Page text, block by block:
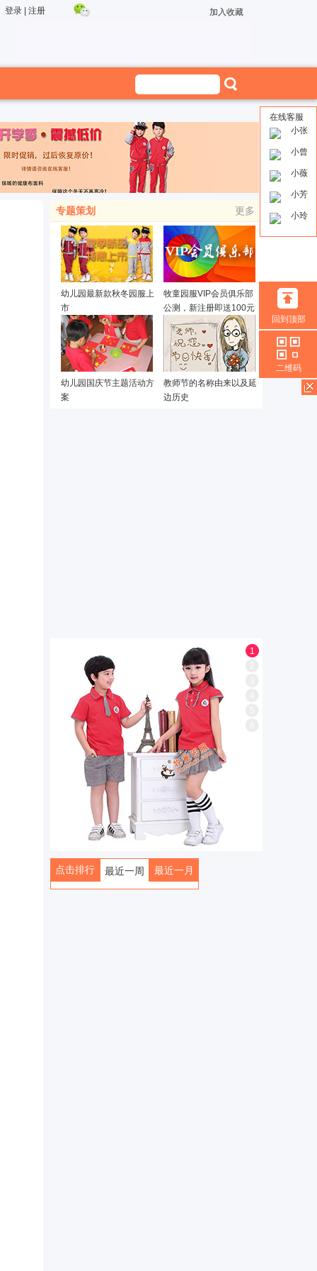
登录| 注册 加入收藏
专题策划 更多
幼儿园最新款秋冬园服上
市
牧童园服VIP会员俱乐部
公测，新注册即送100元
幼儿园国庆节主题活动方
案
教师节的名称由来以及延
边历史
1
点击排行 最近一周 最近一月
在线客服
小张
小曾
小薇
小芳
小玲
回到顶部
二维码